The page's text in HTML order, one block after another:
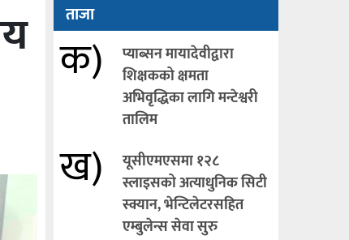
ताजा
क)
प्याब्सन मायादेवीद्वारा
शिक्षकको क्षमता
अभिवृद्धिका लागि मन्टेश्वरी
तालिम
ख)
यूसीएमएसमा १२८
स्लाइसको अत्याधुनिक सिटी
स्क्यान, भेन्टिलेटरसहित
एम्बुलेन्स सेवा सुरु